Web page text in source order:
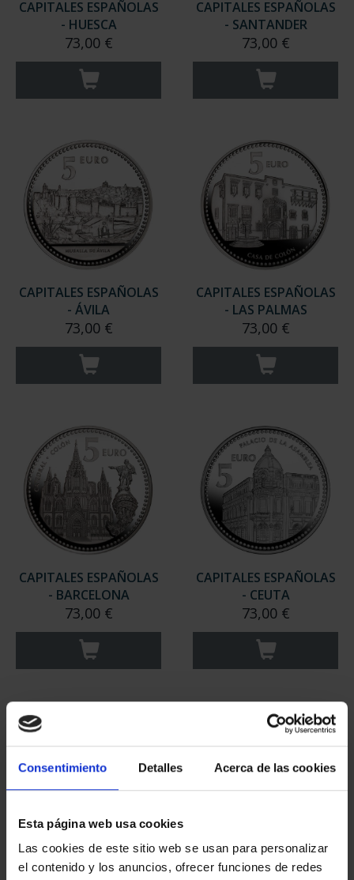
Consentimiento Detalles Acerca de las cookies
Esta página web usa cookies
Las cookies de este sitio web se usan para personalizar
el contenido y los anuncios, ofrecer funciones de redes
CAPITALES ESPAÑOLAS
- HUESCA
73,00 €
CAPITALES ESPAÑOLAS
- SANTANDER
73,00 €
CAPITALES ESPAÑOLAS
- ÁVILA
73,00 €
CAPITALES ESPAÑOLAS
- LAS PALMAS
73,00 €
CAPITALES ESPAÑOLAS
- BARCELONA
73,00 €
CAPITALES ESPAÑOLAS
- CEUTA
73,00 €
CAPITALES ESPAÑOLAS
CAPITALES ESPAÑOLAS